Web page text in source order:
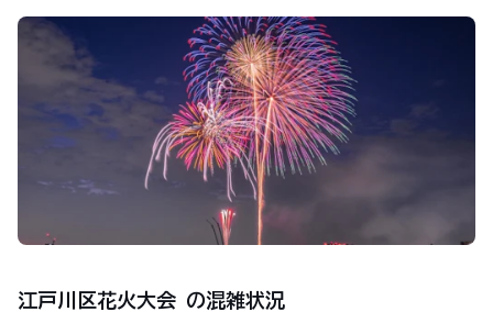
江戸川区花火大会 の混雑状況